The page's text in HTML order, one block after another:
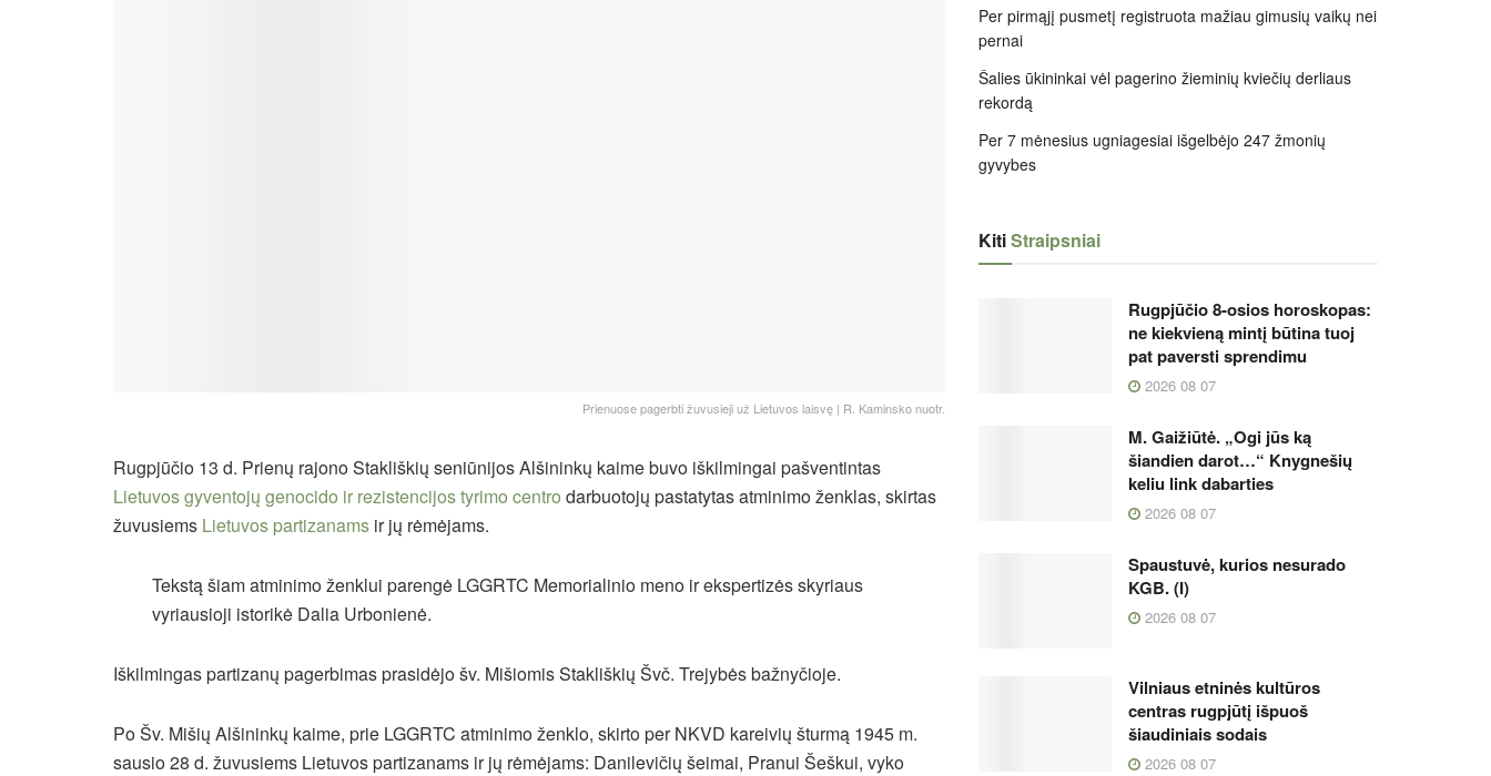
Prienuose pagerbti žuvusieji už Lietuvos laisvę | R. Kaminsko nuotr.
Rugpjūčio 13 d. Prienų rajono Stakliškių seniūnijos Alšininkų kaime buvo iškilmingai pašventintas
Lietuvos gyventojų genocido ir rezistencijos tyrimo centro darbuotojų pastatytas atminimo ženklas, skirtas
žuvusiems Lietuvos partizanams ir jų rėmėjams.
Tekstą šiam atminimo ženklui parengė LGGRTC Memorialinio meno ir ekspertizės skyriaus
vyriausioji istorikė Dalia Urbonienė.
Iškilmingas partizanų pagerbimas prasidėjo šv. Mišiomis Stakliškių Švč. Trejybės bažnyčioje.
Po Šv. Mišių Alšininkų kaime, prie LGGRTC atminimo ženklo, skirto per NKVD kareivių šturmą 1945 m.
sausio 28 d. žuvusiems Lietuvos partizanams ir jų rėmėjams: Danilevičių šeimai, Pranui Šeškui, vyko
Per pirmąjį pusmetį registruota mažiau gimusių vaikų nei
pernai
Šalies ūkininkai vėl pagerino žieminių kviečių derliaus
rekordą
Per 7 mėnesius ugniagesiai išgelbėjo 247 žmonių
gyvybes
KitiStraipsniai
Rugpjūčio 8-osios horoskopas:
ne kiekvieną mintį būtina tuoj
pat paversti sprendimu
2026 08 07
M. Gaižiūtė. „Ogi jūs ką
šiandien darot…“ Knygnešių
keliu link dabarties
2026 08 07
Spaustuvė, kurios nesurado
KGB. (I)
2026 08 07
Vilniaus etninės kultūros
centras rugpjūtį išpuoš
šiaudiniais sodais
2026 08 07